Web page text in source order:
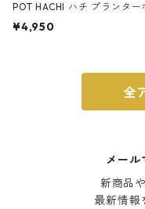
POT HACHI ハチ プランター
ト 3号 ブラック
¥4,950
全
メール
新商品
最新情報